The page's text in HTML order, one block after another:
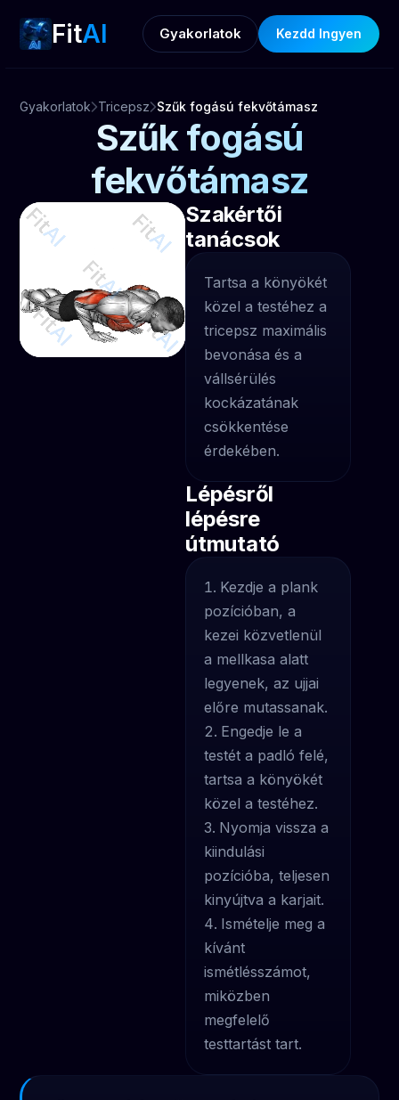
FitAI Gyakorlatok Kezdd Ingyen
Gyakorlatok Tricepsz Szűk fogású fekvőtámasz
Szűk fogású
fekvőtámasz
Szakértői
tanácsok
Tartsa a könyökét
közel a testéhez a
tricepsz maximális
bevonása és a
vállsérülés
kockázatának
csökkentése
érdekében.
Lépésről
lépésre
útmutató
Kezdje a plank
pozícióban, a
kezei közvetlenül
a mellkasa alatt
legyenek, az ujjai
előre mutassanak.
Engedje le a
testét a padló felé,
tartsa a könyökét
közel a testéhez.
Nyomja vissza a
kiindulási
pozícióba, teljesen
kinyújtva a karjait.
Ismételje meg a
kívánt
ismétlésszámot,
miközben
megfelelő
testtartást tart.